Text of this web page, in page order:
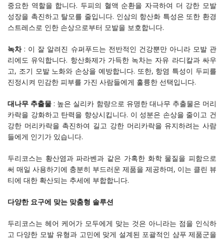
중요한 역할을 합니다. 두피의 혈액 순환을 자극하여 더 강한 모발
성장을 촉진하고 탈모를 줄입니다. 인삼의 항산화 특성은 또한 환경
스트레스로 인한 손상으로부터 모발을 보호합니다.
녹차 : 이 잘 알려진 슈퍼푸드는 전반적인 건강뿐만 아니라 모발 관
리에도 유익합니다. 항산화제가 가득한 녹차는 자유 라디칼과 싸우
고, 조기 모발 노화와 손상을 예방합니다. 또한, 항염 특성이 두피를
진정시켜 민감한 피부를 가진 사람들에게 훌륭한 선택입니다.
대나무 추출물 : 높은 실리카 함량으로 유명한 대나무 추출물은 머리
카락을 강화하고 탄력을 향상시킵니다. 이 성분은 손상을 줄이고 건
강한 머리카락을 촉진하여 길고 강한 머리카락을 유지하려는 사람
들에게 인기가 있습니다.
두리코스는 황산염과 파라벤과 같은 가혹한 화학 물질을 피함으로
써 매일 사용하기에 충분히 부드러운 제품을 제공하며, 이는 클린 뷰
티에 대한 확산되는 추세에 부합합니다.
다양한 요구에 맞는 맞춤형 솔루션
두리코스는 헤어 케어가 모두에게 맞는 것은 아니라는 점을 인식하
고 다양한 모발 유형과 고민에 맞게 설계된 포괄적인 샴푸 제품군을